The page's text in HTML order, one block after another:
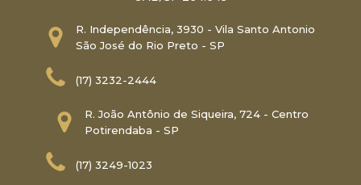
R. Independência, 3930 - Vila Santo Antonio
São José do Rio Preto - SP
(17) 3232-2444
R. João Antônio de Siqueira, 724 - Centro
Potirendaba - SP
(17) 3249-1023